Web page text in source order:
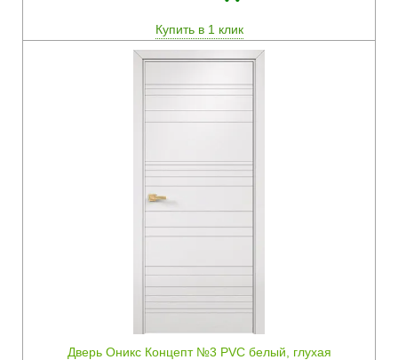
Купить в 1 клик
Дверь Оникс Концепт №3 PVC белый, глухая
Быстрый просмотр